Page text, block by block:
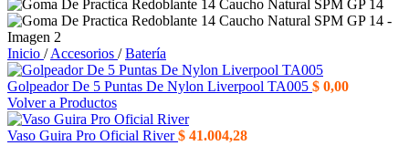
Inicio / Accesorios / Batería
Golpeador De 5 Puntas De Nylon Liverpool TA005 $ 0,00
Volver a Productos
Vaso Guira Pro Oficial River$ 41.004,28